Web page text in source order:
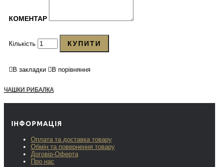
КОМЕНТАР
Кількість КУПИТИ
В закладки В порівняння
ЧАШКИ РИБАЛКА
ІНФОРМАЦІЯ
Оплата та доставка товару
Обмін та повернення товару
Договір-Оферта
Про нас